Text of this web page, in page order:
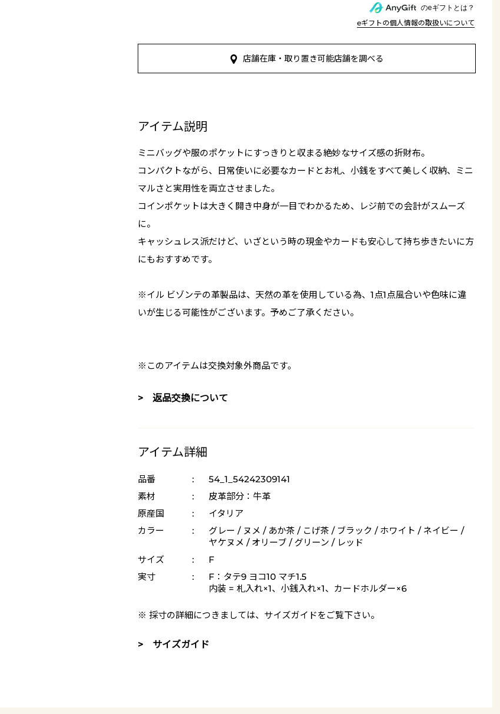
のeギフトとは？
eギフトの個人情報の取扱いについて
店舗在庫・取り置き可能店舗を調べる
アイテム説明
ミニバッグや服のポケットにすっきりと収まる絶妙なサイズ感の折財布。
コンパクトながら、日常使いに必要なカードとお札、小銭をすべて美しく収納、ミニ
マルさと実用性を両立させました。
コインポケットは大きく開き中身が一目でわかるため、レジ前での会計がスムーズ
に。
キャッシュレス派だけど、いざという時の現金やカードも安心して持ち歩きたいに方
にもおすすめです。
※イル ビゾンテの革製品は、天然の革を使用している為、1点1点風合いや色味に違
いが生じる可能性がございます。予めご了承ください。
※このアイテムは交換対象外商品です。
> 返品交換について
アイテム詳細
品番 :
54_1_54242309141
素材
:
皮革部分：牛革
原産国
:
イタリア
カラー
:
グレー / ヌメ / あか茶 / こげ茶 / ブラック / ホワイト / ネイビー /
ヤケヌメ / オリーブ / グリーン / レッド
サイズ
:
F
実寸
:
F：タテ9 ヨコ10 マチ1.5
内装 = 札入れ×1、小銭入れ×1、カードホルダー×6
※ 採寸の詳細につきましては、 サイズガイドをご覧下さい。
> サイズガイド